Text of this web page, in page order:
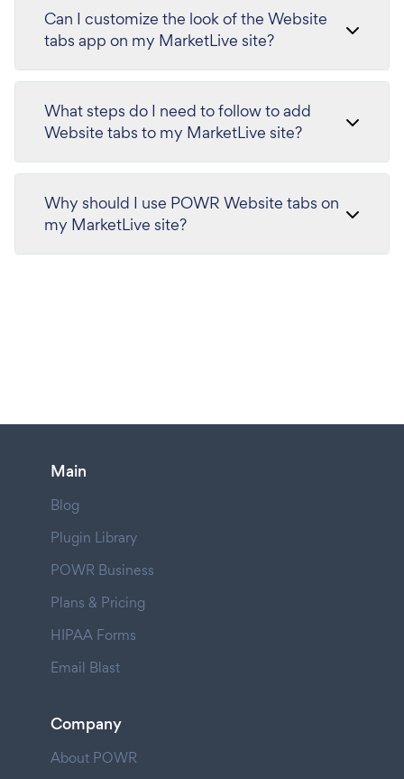
Can I customize the look of the Website
tabs app on my MarketLive site?
What steps do I need to follow to add
Website tabs to my MarketLive site?
Why should I use POWR Website tabs on
my MarketLive site?
Main
Blog
Plugin Library
POWR Business
Plans & Pricing
HIPAA Forms
Email Blast
Company
About POWR